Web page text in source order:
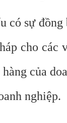
có sự
cho các
hàng của
nghiệp.